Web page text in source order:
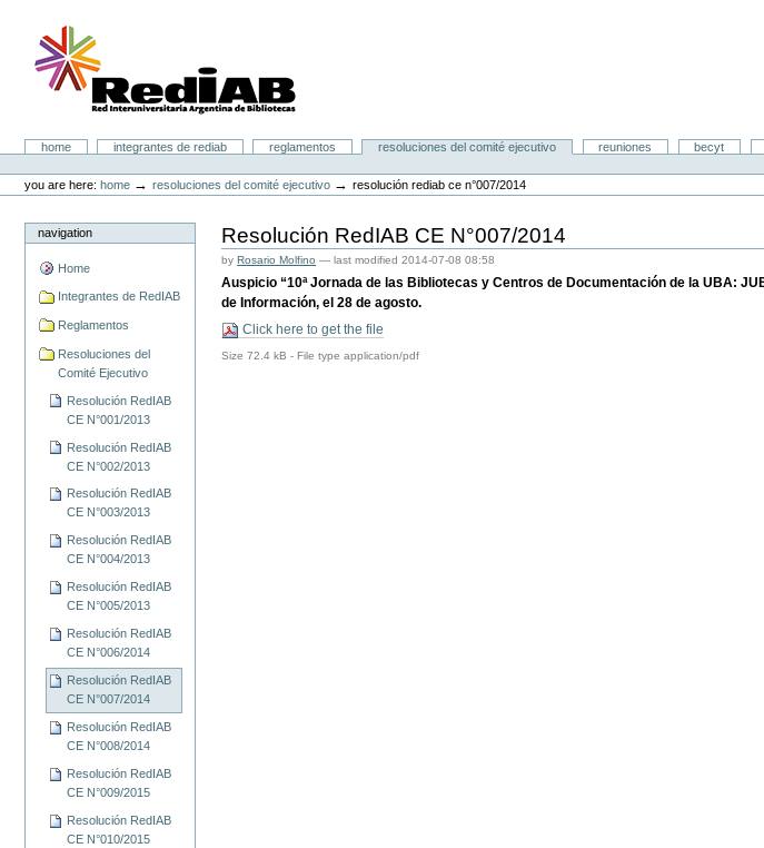
content.
Portal RedIAB
Sectionshome integrantes de rediab reglamentos resoluciones del comité ejecutivo reuniones becyt
tools
you are here: home →resoluciones del comité ejecutivo →resolución rediab ce n°007/2014
navigation
Home
Integrantes de RedIAB
Reglamentos
Resoluciones del
Comité Ejecutivo
Resolución RedIAB
CE N°001/2013
Resolución RedIAB
CE N°002/2013
Resolución RedIAB
CE N°003/2013
Resolución RedIAB
CE N°004/2013
Resolución RedIAB
CE N°005/2013
Resolución RedIAB
CE N°006/2014
Resolución RedIAB
CE N°007/2014
Resolución RedIAB
CE N°008/2014
Resolución RedIAB
CE N°009/2015
Resolución RedIAB
CE N°010/2015
Resolución RedIAB CE N°007/2014
by Rosario Molfino — last modified2014-07-08 08:58
Auspicio “10ª Jornada de las Bibliotecas y Centros de Documentación de la UBA:
de Información, el 28 de agosto.
Click here to get the file
Size72.4 kB -File typeapplication/pdf